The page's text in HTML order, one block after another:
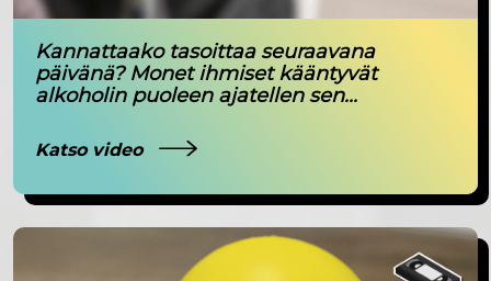
Kannattaako tasoittaa seuraavana
päivänä? Monet ihmiset kääntyvät
alkoholin puoleen ajatellen sen...
Katso video